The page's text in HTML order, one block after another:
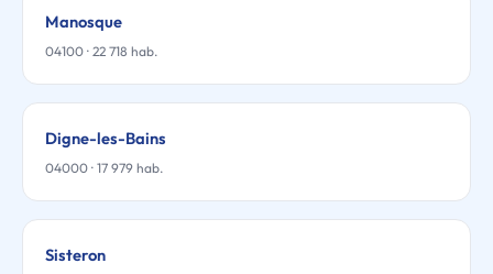
Manosque
04100 · 22 718 hab.
Digne-les-Bains
04000 · 17 979 hab.
Sisteron